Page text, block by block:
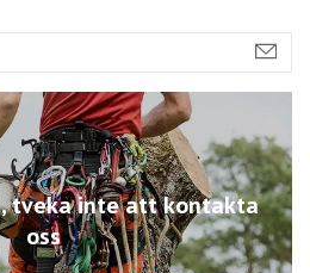
tveka inte att kontakta
oss